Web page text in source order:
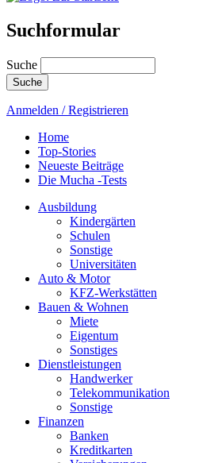
Suchformular
Suche
Anmelden / Registrieren
Home
Top-Stories
Neueste Beiträge
Die Mucha -Tests
Ausbildung
Kindergärten
Schulen
Sonstige
Universitäten
Auto & Motor
KFZ-Werkstätten
Bauen & Wohnen
Miete
Eigentum
Sonstiges
Dienstleistungen
Handwerker
Telekommunikation
Sonstige
Finanzen
Banken
Kreditkarten